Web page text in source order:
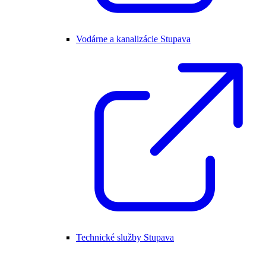
Vodárne a kanalizácie Stupava
Technické služby Stupava